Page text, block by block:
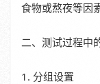
食物或熬夜等因
二、测试过程中
1. 分组设置